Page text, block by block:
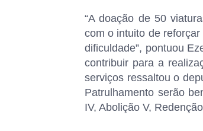
“A doação de 50
com o intuito de
dificuldade”, pontuou
contribuir para a
serviços ressaltou o
Patrulhamento serão
IV, Abolição V,